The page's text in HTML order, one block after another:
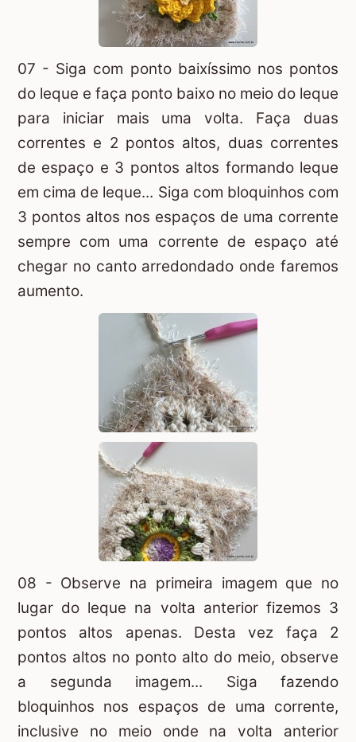
07 - Siga com ponto baixíssimo nos pontos
do leque e faça ponto baixo no meio do leque
para iniciar mais uma volta. Faça duas
correntes e 2 pontos altos, duas correntes
de espaço e 3 pontos altos formando leque
em cima de leque... Siga com bloquinhos com
3 pontos altos nos espaços de uma corrente
sempre com uma corrente de espaço até
chegar no canto arredondado onde faremos
aumento.
08 - Observe na primeira imagem que no
lugar do leque na volta anterior fizemos 3
pontos altos apenas. Desta vez faça 2
pontos altos no ponto alto do meio, observe
a segunda imagem... Siga fazendo
bloquinhos nos espaços de uma corrente,
inclusive no meio onde na volta anterior